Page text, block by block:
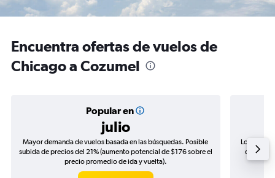
Encuentra ofertas de vuelos de
Chicago a Cozumel
Popular en
julio
Mayor demanda de vuelos basada en las búsquedas. Posible
subida de precios del 21% (aumento potencial de $176 sobre el
precio promedio de ida y vuelta).
Los
de